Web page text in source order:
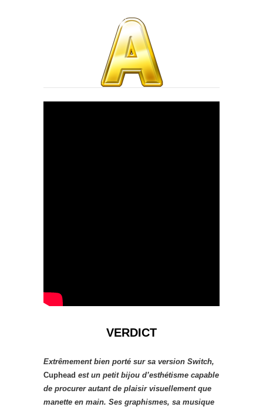
VERDICT
Extrêmement bien porté sur sa version Switch,
Cuphead est un petit bijou d’esthétisme capable
de procurer autant de plaisir visuellement que
manette en main. Ses graphismes, sa musique